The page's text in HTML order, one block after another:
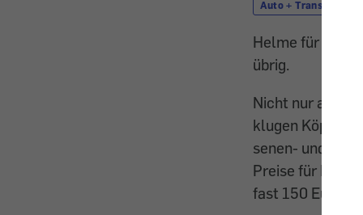
Auto + Transport
Helme für Groß
übrig.
Nicht nur auf
klugen Köpfen
senen- und
Preise für
fast 150 Euro.